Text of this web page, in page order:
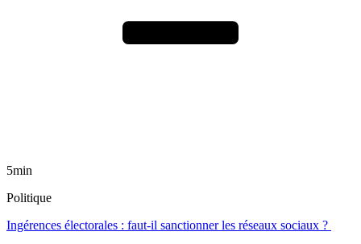
5min
Politique
Ingérences électorales : faut-il sanctionner les réseaux sociaux ?